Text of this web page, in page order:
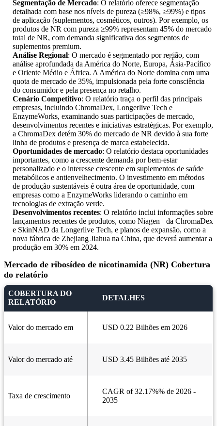
Segmentação de Mercado: O relatório oferece segmentação
detalhada com base nos níveis de pureza (≥98%, ≥99%) e tipos
de aplicação (suplementos, cosméticos, outros). Por exemplo, os
produtos de NR com pureza ≥99% representam 45% do mercado
total de NR, com demanda significativa dos segmentos de
suplementos premium.
Análise Regional: O mercado é segmentado por região, com
análise aprofundada da América do Norte, Europa, Ásia-Pacífico
e Oriente Médio e África. A América do Norte domina com uma
quota de mercado de 35%, impulsionada pela forte consciência
do consumidor e pela presença no retalho.
Cenário Competitivo: O relatório traça o perfil das principais
empresas, incluindo ChromaDex, Longerlive Tech e
EnzymeWorks, examinando suas participações de mercado,
desenvolvimentos recentes e iniciativas estratégicas. Por exemplo,
a ChromaDex detém 30% do mercado de NR devido à sua forte
linha de produtos e presença de marca estabelecida.
Oportunidades de mercado: O relatório destaca oportunidades
importantes, como a crescente demanda por bem-estar
personalizado e o interesse crescente em suplementos de saúde
metabólicos e antienvelhecimento. O investimento em métodos
de produção sustentáveis ​​é outra área de oportunidade, com
empresas como a EnzymeWorks liderando o caminho em
tecnologias de extração verde.
Desenvolvimentos recentes: O relatório inclui informações sobre
lançamentos recentes de produtos, como Niagen+ da ChromaDex
e SkinNAD da Longerlive Tech, e planos de expansão, como a
nova fábrica de Zhejiang Jiahua na China, que deverá aumentar a
produção em 30% em 2024.
Mercado de ribosídeo de nicotinamida (NR) Cobertura
do relatório
COBERTURA DO
RELATÓRIO
DETALHES
Valor do mercado em USD 0.22 Bilhões em 2026
Valor do mercado até USD 3.45 Bilhões até 2035
Taxa de crescimento
CAGR of 32.17%% de 2026 -
2035